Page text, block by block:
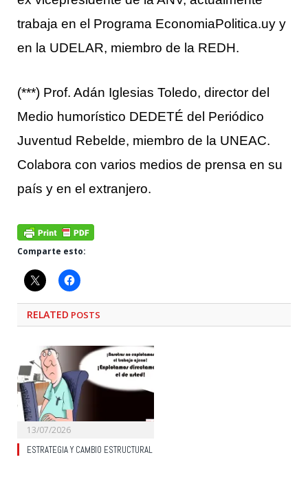
trabaja en el Programa EconomiaPolitica.uy y
en la UDELAR, miembro de la REDH.
(***) Prof. Adán Iglesias Toledo, director del
Medio humorístico DEDETÉ del Periódico
Juventud Rebelde, miembro de la UNEAC.
Colabora con varios medios de prensa en su
país y en el extranjero.
Comparte esto:
RELATED POSTS
13/07/2026
ESTRATEGIA Y CAMBIO ESTRUCTURAL